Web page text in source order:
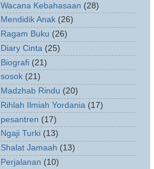
Wacana Kebahasaan (28)
Mendidik Anak (26)
Ragam Buku (26)
Diary Cinta (25)
Biografi (21)
sosok (21)
Madzhab Rindu (20)
Rihlah Ilmiah Yordania (17)
pesantren (17)
Ngaji Turki (13)
Shalat Jamaah (13)
Perjalanan (10)